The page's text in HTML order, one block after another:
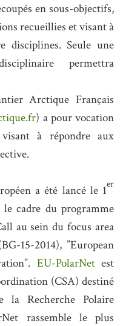
en sous-objectifs,
recueillies et visant à
disciplines. Seule une
permettra
Arctique Français
) a pour vocation
à répondre aux
a été lancé le 1er
cadre du programme
au sein du focus area
15-2014), ”European
. EU-PolarNet est
(CSA) destiné
la Recherche Polaire
rassemble le plus